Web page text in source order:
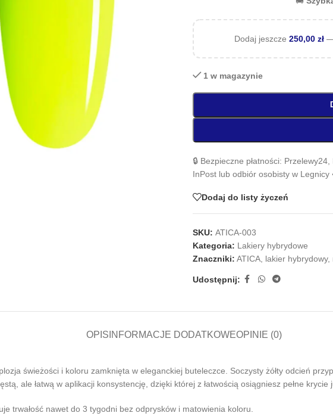
Dodaj jeszcze250,00zł —
1 w magazynie
🔒 Bezpieczne płatności:
InPost lub odbiór osobisty w
Dodaj do listy życzeń
SKU: ATICA-003
Kategoria: Lakiery hybrydowe
Znaczniki: ATICA, lakier hybrydowy,
Udostępnij:
OPIS INFORMACJE DODATKOWEOPINIE (0)
świeżości i koloru zamknięta w eleganckiej buteleczce. Soczysty żółty odcień
ale łatwą w aplikacji konsystencję, dzięki której z łatwością osiągniesz pełne krycie
trwałość nawet do 3 tygodni bez odprysków i matowienia koloru.